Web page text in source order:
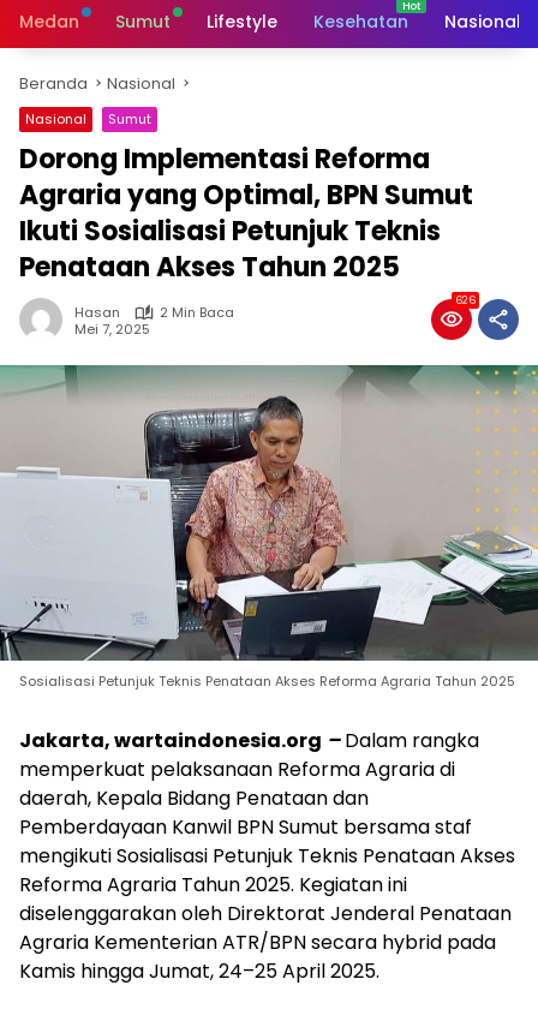
Medan Sumut Lifestyle Kesehatan Nasional
Beranda Nasional
Nasional Sumut
Dorong Implementasi Reforma
Agraria yang Optimal, BPN Sumut
Ikuti Sosialisasi Petunjuk Teknis
Penataan Akses Tahun 2025
Hasan
2 Min Baca
Mei 7, 2025
626
Sosialisasi Petunjuk Teknis Penataan Akses Reforma Agraria Tahun 2025
Jakarta, wartaindonesia.org –Dalam rangka
memperkuat pelaksanaan Reforma Agraria di
daerah, Kepala Bidang Penataan dan
Pemberdayaan Kanwil BPN Sumut bersama staf
mengikuti Sosialisasi Petunjuk Teknis Penataan Akses
Reforma Agraria Tahun 2025. Kegiatan ini
diselenggarakan oleh Direktorat Jenderal Penataan
Agraria Kementerian ATR/BPN secara hybrid pada
Kamis hingga Jumat, 24–25 April 2025.